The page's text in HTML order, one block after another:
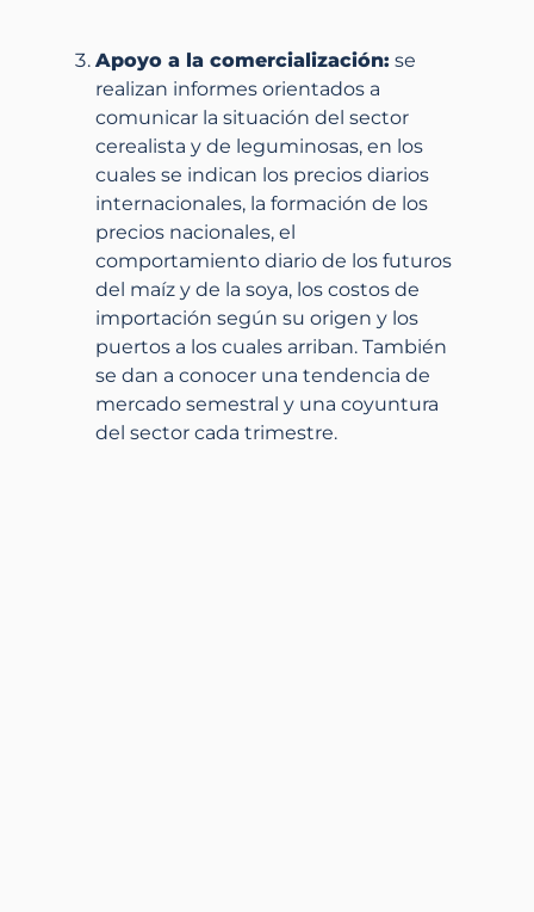
Apoyo a la comercialización: se
realizan informes orientados a
comunicar la situación del sector
cerealista y de leguminosas, en los
cuales se indican los precios diarios
internacionales, la formación de los
precios nacionales, el
comportamiento diario de los futuros
del maíz y de la soya, los costos de
importación según su origen y los
puertos a los cuales arriban. También
se dan a conocer una tendencia de
mercado semestral y una coyuntura
del sector cada trimestre.